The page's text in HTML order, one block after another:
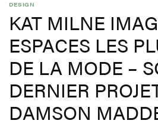
DESIGN
KAT MILNE
ESPACES LES
DE LA MODE –
DERNIER
DAMSON